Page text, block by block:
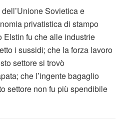
Sovietica e
privatistica di stampo
Elstin fu che alle industrie
i sussidi; che la forza lavoro
settore si trovò
che l’ingente bagaglio
settore non fu più spendibile